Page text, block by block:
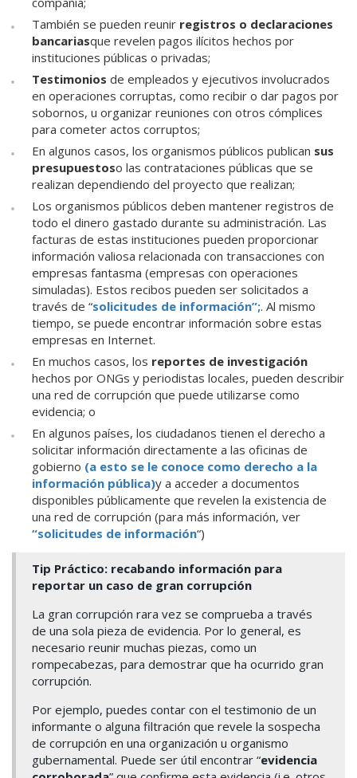
También se pueden reunir registros o declaraciones
bancariasque revelen pagos ilícitos hechos por
instituciones públicas o privadas;
Testimonios de empleados y ejecutivos involucrados
en operaciones corruptas, como recibir o dar pagos por
sobornos, u organizar reuniones con otros cómplices
para cometer actos corruptos;
En algunos casos, los organismos públicos publican sus
presupuestoso las contrataciones públicas que se
realizan dependiendo del proyecto que realizan;
Los organismos públicos deben mantener registros de
todo el dinero gastado durante su administración. Las
facturas de estas instituciones pueden proporcionar
información valiosa relacionada con transacciones con
empresas fantasma (empresas con operaciones
simuladas). Estos recibos pueden ser solicitados a
través de “solicitudes de información”;. Al mismo
tiempo, se puede encontrar información sobre estas
empresas en Internet.
En muchos casos, los reportes de investigación
hechos por ONGs y periodistas locales, pueden describir
una red de corrupción que puede utilizarse como
evidencia; o
En algunos países, los ciudadanos tienen el derecho a
solicitar información directamente a las oficinas de
gobierno (a esto se le conoce como derecho a la
información pública)y a acceder a documentos
disponibles públicamente que revelen la existencia de
una red de corrupción (para más información, ver
“solicitudes de información“)
Tip Práctico: recabando información para
reportar un caso de gran corrupción
La gran corrupción rara vez se comprueba a través
de una sola pieza de evidencia. Por lo general, es
necesario reunir muchas piezas, como un
rompecabezas, para demostrar que ha ocurrido gran
corrupción.
Por ejemplo, puedes contar con el testimonio de un
informante o alguna filtración que revele la sospecha
de corrupción en una organización u organismo
gubernamental. Puede ser útil encontrar “evidencia